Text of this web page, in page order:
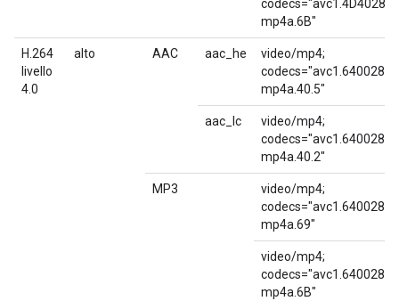
codecs="avc1.4D4028,
mp4a.6B"
H.264
livello
4.0
alto AAC aac_he
video/mp4;
codecs="avc1.640028,
mp4a.40.5"
aac_lc
video/mp4;
codecs="avc1.640028,
mp4a.40.2"
MP3
video/mp4;
codecs="avc1.640028,
mp4a.69"
video/mp4;
codecs="avc1.640028,
mp4a.6B"